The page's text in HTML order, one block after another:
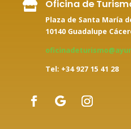
 Oficina de
Plaza de Santa María
10140 Guadalupe
Tel: +34 927 15 41 28